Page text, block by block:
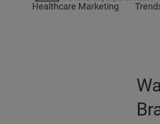
Header
Healthcare Marketing